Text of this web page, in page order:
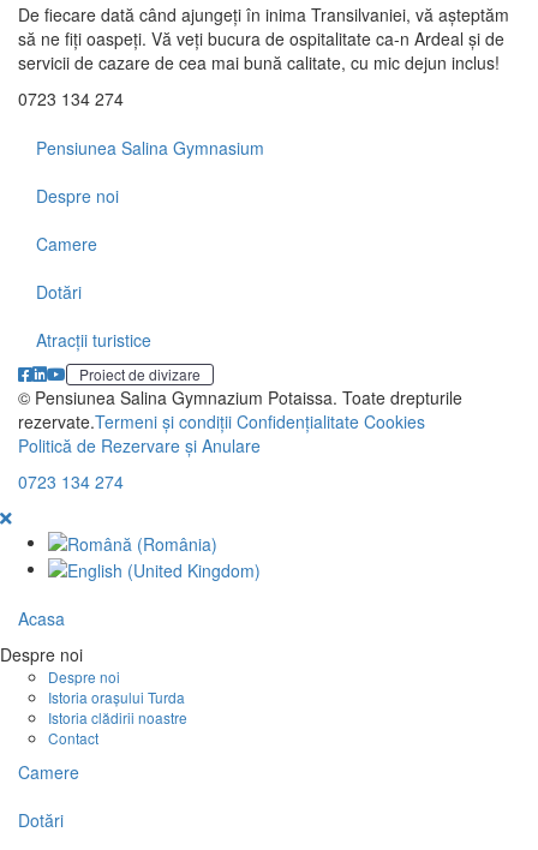
De fiecare dată când ajungeți în inima Transilvaniei, vă așteptăm
să ne fiți oaspeți. Vă veți bucura de ospitalitate ca-n Ardeal și de
servicii de cazare de cea mai bună calitate, cu mic dejun inclus!
0723 134 274
Pensiunea Salina Gymnasium
Despre noi
Camere
Dotări
Atracții turistice
Proiect de divizare
© Pensiunea Salina Gymnazium Potaissa. Toate drepturile
rezervate.Termeni și condiții Confidențialitate Cookies
Politică de Rezervare și Anulare
0723 134 274
Acasa
Despre noi
Despre noi
Istoria orașului Turda
Istoria clădirii noastre
Contact
Camere
Dotări